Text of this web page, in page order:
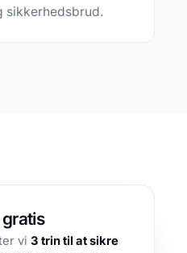
sikkerhedsbrud.
vi3 trin til at sikre